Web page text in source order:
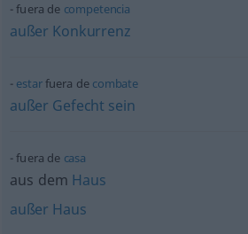
fuera de competencia
außer Konkurrenz
estarfuera de combate
außer Gefecht sein
fuera de casa
aus dem Haus
außer Haus